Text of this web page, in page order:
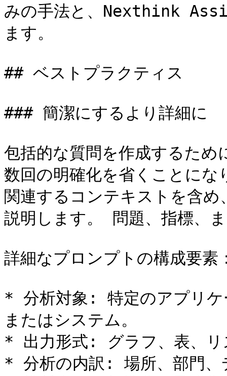
みの手法と、Nexthink
ます。
## ベストプラクティス
### 簡潔にするより詳細に
包括的な質問を作成するため
数回の明確化を省くことに
関連するコンテキストを含
説明します。 問題、指標、
詳細なプロンプトの構成要素
* 分析対象: 特定のアプリケ
またはシステム。
* 出力形式: グラフ、表、リ
* 分析の内訳: 場所、部門、